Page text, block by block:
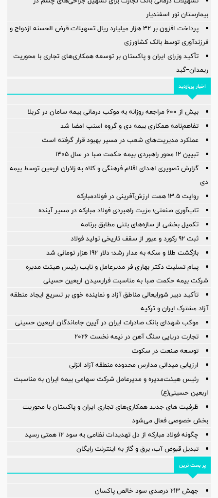
بیمارستان نور اسفندیار
پرداخت افزون بر 32 هزار میلیارد ریال تسهیلات قرض الحسنه ازدواج و
فرزندآوری توسط بانک کشاورزی
تأکید وزرای ایران و پاکستان بر توسعه همکاری‌های تجاری با محوریت
ریمدان–گبد
اخبار پربازدید
بیش از ۶۰۰ مراجعه روزانه به موکب درمانی بیمه سامان در کربلا
تفاهم‌نامه همکاری بیمه دی و گروه اسنپ امضا شد
عملکرد مدیریت‌های شعب در مسیر بهبود قرار گرفته است
️تبیین ۱۲ محور راهبردی بیمه حکمت صبا در سال ۱۴۰۵
گزارش تصویری اهدای اقلام فرهنگی و کلاه به زائران اربعین توسط بیمه
دی
روایت ۱۳.۵ همت ارزش‌آفرینی در فولادمبارکه
تاب‌آوری صنعتی؛ مزیت راهبردی فولاد مبارکه در مسیر آینده
تکمیل بخشی از سازه‌های بتنی مطابق برنامه
ثبت ۹۲ رکورد و عبور از سقف تاریخی تولید فولاد
بازگشت طلا و سکه به مدار رشد؛ دلار ۱۹۲ هزار تومانی شد
پیام تسلیت دکتر بهاری فر مدیرعامل و نایب رئیس هیئت مدیره
شرکت بیمه حکمت صبا به مناسبت فرارسیدن اربعین حسینی
تأکید دبیر شورایعالی مناطق آزاد و نماینده خوی بر تسریع ایجاد منطقه
آزاد مشترک ایران و ترکیه
موکب شهدای بانک صادرات ایران در آیین جاماندگان اربعین حسینی
تجارت دریایی سنگ آهن در نیمه نخست ۲۰۲۶
توسعه صنعت در سکوت
ارزیابی میدانی مدارس محدوده منطقه آزاد انزلی
رئیس هیئت‌مدیره و مدیرعامل شرکت سهامی بیمه ایران به مناسبت
اربعین حسینی(ع)
ظرفیت های جدید همکاری‌های تجاری ایران و پاکستان با محوریت
بخش خصوصی فعال می‌شود
چگونه فولاد مبارکه از دل تهدیدات نظامی به سود ۱۲ همتی رسید
تبدیل قبوض آب، برق و گاز به اینترنت رایگان
پر بحث ترین
جهش ۲۱۳ درصدی سود خالص پاکسان